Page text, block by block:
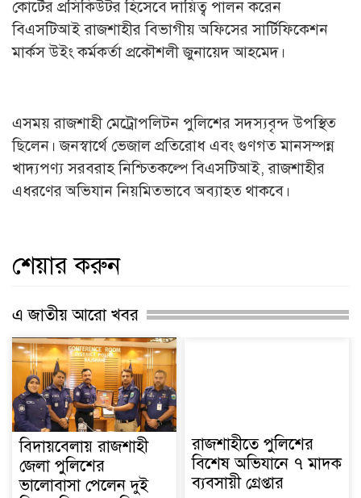
কোর্টের প্রসিকিউটর হিসেবে দায়িত্ব পালন করেন
বিএসটিআই রাজশাহীর বিভাগীয় অফিসের সার্টিফিকেশন
মার্কস উইং কর্মকর্তা প্রকৌশলী জুনায়েদ আহমেদ।
এসময় রাজশাহী মেট্রোপলিটন পুলিশের সদস্যবৃন্দ উপস্থিত
ছিলেন। জনস্বার্থে ভেজাল প্রতিরোধ এবং গুণগত মানসম্পন্ন
খাদ্যপণ্য সরবরাহ নিশ্চিতকল্পে বিএসটিআই, রাজশাহীর
এধরণের অভিযান নিয়মিতভাবে অব্যাহত থাকবে।
শেয়ার করুন
এ জাতীয় আরো খবর
বিদায়বেলায় রাজশাহী
জেলা পুলিশের
ভালোবাসা পেলেন দুই
রাজশাহীতে পুলিশের
বিশেষ অভিযানে ৭ মাদক
ব্যবসায়ী গ্রেপ্তার